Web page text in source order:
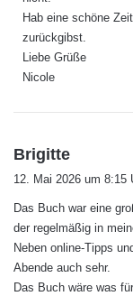
Hab eine schöne
zurückgibst.
Liebe Grüße
Nicole
Brigitte
a
t
:
12. Mai 2026 um 8:15
Das Buch war eine
der regelmäßig in
Neben online-Tipps
Abende auch sehr.
Das Buch wäre was